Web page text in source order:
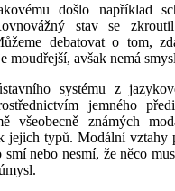
došlo například
stav se
debatovat o tom,
moudřejší, avšak nemá
systému z
jemného
všeobecně známých
jejich typů. Modální vztahy
smí nebo nesmí, že něco